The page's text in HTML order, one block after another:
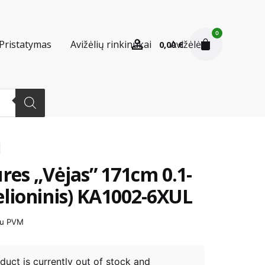
Avižėlių rinkinukai Avižėlės
0,00€
0
„Vėjas” 171cm 0.1-
KA1002-6XUL
PVM
is currently out of stock and